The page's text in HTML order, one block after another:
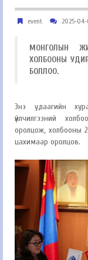
event 2025-
МОНГОЛЫН
ХОЛБООНЫ
БОЛЛОО.
Энэ удаагийн
үйлчилгээний
оролцож, холбооны
цахимаар оролцов.